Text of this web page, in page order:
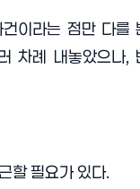
이라는 점만 다를
차례 내놓았으나,
할 필요가 있다.